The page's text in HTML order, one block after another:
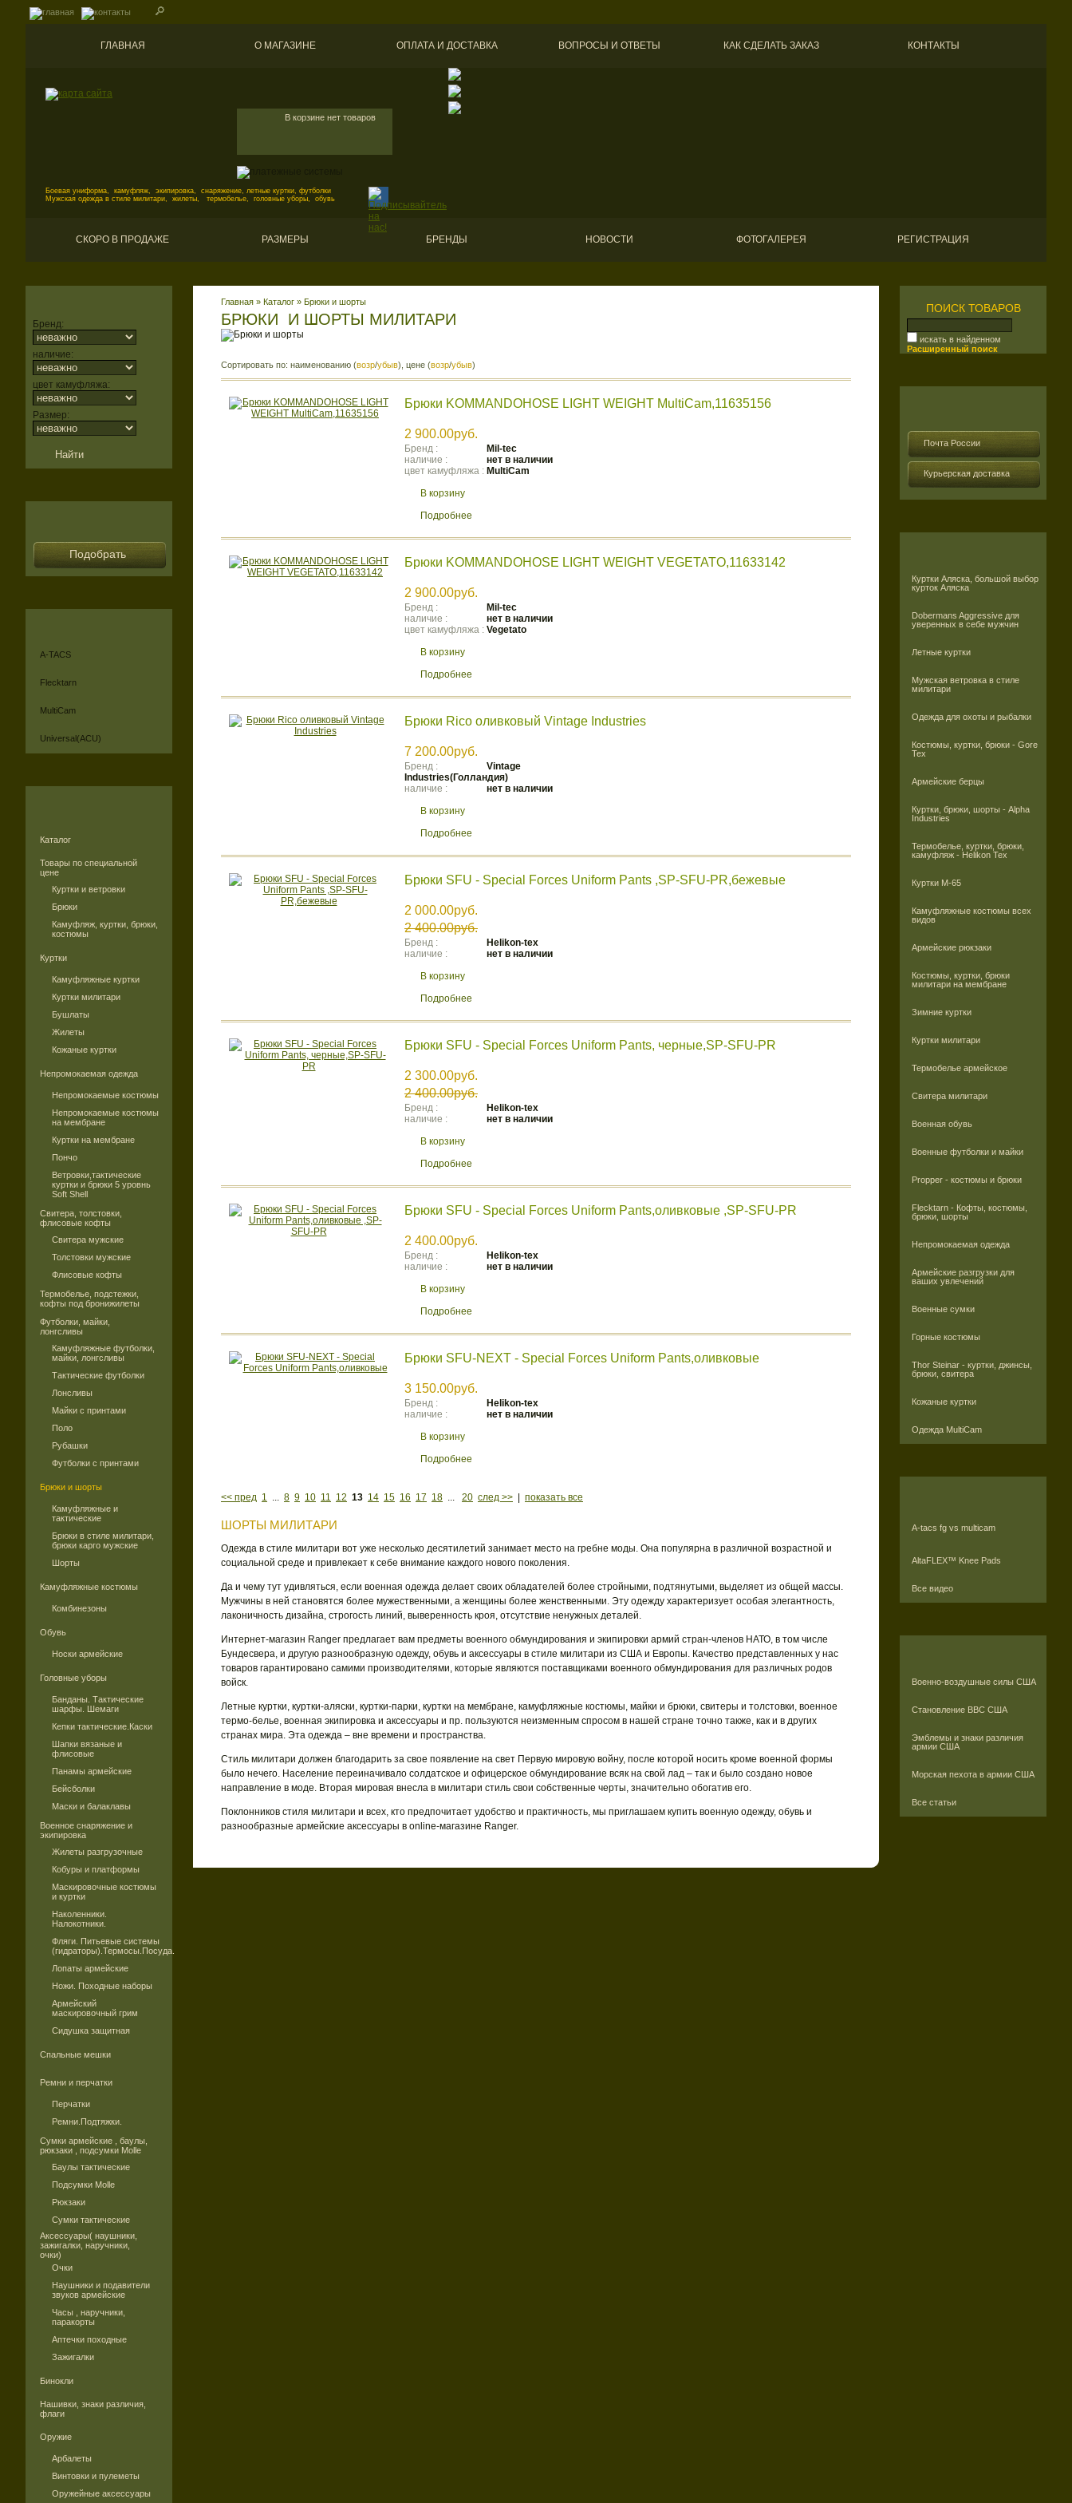
ГЛАВНАЯ О МАГАЗИНЕ ОПЛАТА И ДОСТАВКА ВОПРОСЫ И ОТВЕТЫ КАК СДЕЛАТЬ ЗАКАЗ КОНТАКТЫ
В корзине нет товаров
Боевая униформа, камуфляж, экипировка, снаряжение, летные куртки, футболки
Мужская одежда в стиле милитари, жилеты, термобелье, головные уборы, обувь
СКОРО В ПРОДАЖЕ РАЗМЕРЫ БРЕНДЫ НОВОСТИ ФОТОГАЛЕРЕЯ РЕГИСТРАЦИЯ
Бренд:
наличие:
цвет камуфляжа:
Размер:
Подобрать
A-TACS
Flecktarn
MultiCam
Universal(ACU)
Каталог
Товары по специальной
цене
Куртки и ветровки
Брюки
Камуфляж, куртки, брюки,
костюмы
Куртки
Камуфляжные куртки
Куртки милитари
Бушлаты
Жилеты
Кожаные куртки
Непромокаемая одежда
Непромокаемые костюмы
Непромокаемые костюмы
на мембране
Куртки на мембране
Пончо
Ветровки,тактические
куртки и брюки 5 уровнь
Soft Shell
Свитера, толстовки,
флисовые кофты
Свитера мужские
Толстовки мужские
Флисовые кофты
Термобелье, подстежки,
кофты под бронижилеты
Футболки, майки,
лонгсливы
Камуфляжные футболки,
майки, лонгсливы
Тактические футболки
Лонсливы
Майки с принтами
Поло
Рубашки
Футболки с принтами
Брюки и шорты
Камуфляжные и
тактические
Брюки в стиле милитари,
брюки карго мужские
Шорты
Камуфляжные костюмы
Комбинезоны
Обувь
Носки армейские
Головные уборы
Банданы. Тактические
шарфы. Шемаги
Кепки тактические.Каски
Шапки вязаные и
флисовые
Панамы армейские
Бейсболки
Маски и балаклавы
Военное снаряжение и
экипировка
Жилеты разгрузочные
Кобуры и платформы
Маскировочные костюмы
и куртки
Наколенники.
Налокотники.
Фляги. Питьевые системы
(гидраторы).Термосы.Посуда.
Лопаты армейские
Ножи. Походные наборы
Армейский
маскировочный грим
Сидушка защитная
Спальные мешки
Ремни и перчатки
Перчатки
Ремни.Подтяжки.
Сумки армейские , баулы,
рюкзаки , подсумки Molle
Баулы тактические
Подсумки Molle
Рюкзаки
Сумки тактические
Аксессуары( наушники,
зажигалки, наручники,
очки)
Очки
Наушники и подавители
звуков армейские
Часы , наручники,
паракорты
Аптечки походные
Зажигалки
Бинокли
Нашивки, знаки различия,
флаги
Оружие
Арбалеты
Винтовки и пулеметы
Оружейные аксессуары
ПОИСК ТОВАРОВ
искать в найденном
Расширенный поиск
Почта России
Курьерская доставка
Куртки Аляска, большой выбор
курток Аляска
Dobermans Aggressive для
уверенных в себе мужчин
Летные куртки
Мужская ветровка в стиле
милитари
Одежда для охоты и рыбалки
Костюмы, куртки, брюки - Gore
Tex
Армейские берцы
Куртки, брюки, шорты - Alpha
Industries
Термобелье, куртки, брюки,
камуфляж - Helikon Tex
Куртки M-65
Камуфляжные костюмы всех
видов
Армейские рюкзаки
Костюмы, куртки, брюки
милитари на мембране
Зимние куртки
Куртки милитари
Термобелье армейское
Свитера милитари
Военная обувь
Военные футболки и майки
Propper - костюмы и брюки
Flecktarn - Кофты, костюмы,
брюки, шорты
Непромокаемая одежда
Армейские разгрузки для
ваших увлечений
Военные сумки
Горные костюмы
Thor Steinar - куртки, джинсы,
брюки, свитера
Кожаные куртки
Одежда MultiCam
A-tacs fg vs multicam
AltaFLEX™ Knee Pads
Все видео
Военно-воздушные силы США
Становление ВВС США
Эмблемы и знаки различия
армии США
Морская пехота в армии США
Все статьи
БРЮКИ И ШОРТЫ МИЛИТАРИ
Главная » Каталог » Брюки и шорты
Сортировать по: наименованию (возр/убыв), цене (возр/убыв)
Брюки KOMMANDOHOSE LIGHT WEIGHT MultiCam,11635156
2 900.00руб.
Бренд :
Mil-tec
наличие :
нет в наличии
цвет камуфляжа : MultiCam
В корзину
Подробнее
Брюки KOMMANDOHOSE LIGHT WEIGHT VEGETATO,11633142
2 900.00руб.
Бренд :
Mil-tec
наличие :
нет в наличии
цвет камуфляжа : Vegetato
В корзину
Подробнее
Брюки Rico оливковый Vintage Industries
7 200.00руб.
Бренд :
Vintage
Industries(Голландия)
наличие :
нет в наличии
В корзину
Подробнее
Брюки SFU - Special Forces Uniform Pants ,SP-SFU-PR,бежевые
2 000.00руб.
2 400.00руб.
Бренд :
Helikon-tex
наличие :
нет в наличии
В корзину
Подробнее
Брюки SFU - Special Forces Uniform Pants, черные,SP-SFU-PR
2 300.00руб.
2 400.00руб.
Бренд :
Helikon-tex
наличие :
нет в наличии
В корзину
Подробнее
Брюки SFU - Special Forces Uniform Pants,оливковые ,SP-SFU-PR
2 400.00руб.
Бренд :
Helikon-tex
наличие :
нет в наличии
В корзину
Подробнее
Брюки SFU-NEXT - Special Forces Uniform Pants,оливковые
3 150.00руб.
Бренд :
Helikon-tex
наличие :
нет в наличии
В корзину
Подробнее
<< пред 1 ... 8 9 10 11 12 13 14 15 16 17 18 ... 20 след >> показать все
ШОРТЫ МИЛИТАРИ
Одежда в стиле милитари вот уже несколько десятилетий занимает место на гребне моды. Она популярна в различной возрастной и
социальной среде и привлекает к себе внимание каждого нового поколения.
Да и чему тут удивляться, если военная одежда делает своих обладателей более стройными, подтянутыми, выделяет из общей массы.
Мужчины в ней становятся более мужественными, а женщины более женственными. Эту одежду характеризует особая элегантность,
лаконичность дизайна, строгость линий, выверенность кроя, отсутствие ненужных деталей.
Интернет-магазин Ranger предлагает вам предметы военного обмундирования и экипировки армий стран-членов НАТО, в том числе
Бундесвера, и другую разнообразную одежду, обувь и аксессуары в стиле милитари из США и Европы. Качество представленных у нас
товаров гарантировано самими производителями, которые являются поставщиками военного обмундирования для различных родов
войск.
Летные куртки, куртки-аляски, куртки-парки, куртки на мембране, камуфляжные костюмы, майки и брюки, свитеры и толстовки, военное
термо-белье, военная экипировка и аксессуары и пр. пользуются неизменным спросом в нашей стране точно также, как и в других
странах мира. Эта одежда – вне времени и пространства.
Стиль милитари должен благодарить за свое появление на свет Первую мировую войну, после которой носить кроме военной формы
было нечего. Население переиначивало солдатское и офицерское обмундирование всяк на свой лад – так и было создано новое
направление в моде. Вторая мировая внесла в милитари стиль свои собственные черты, значительно обогатив его.
Поклонников стиля милитари и всех, кто предпочитает удобство и практичность, мы приглашаем купить военную одежду, обувь и
разнообразные армейские аксессуары в online-магазине Ranger.